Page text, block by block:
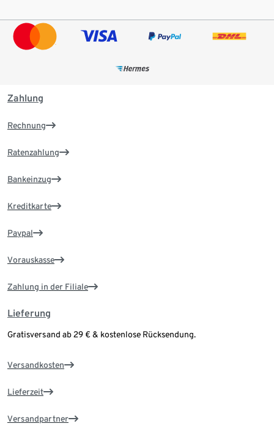
Zahlung
Rechnung
Ratenzahlung
Bankeinzug
Kreditkarte
Paypal
Vorauskasse
Zahlung in der Filiale
Lieferung
Gratisversand ab 29 € & kostenlose Rücksendung.
Versandkosten
Lieferzeit
Versandpartner